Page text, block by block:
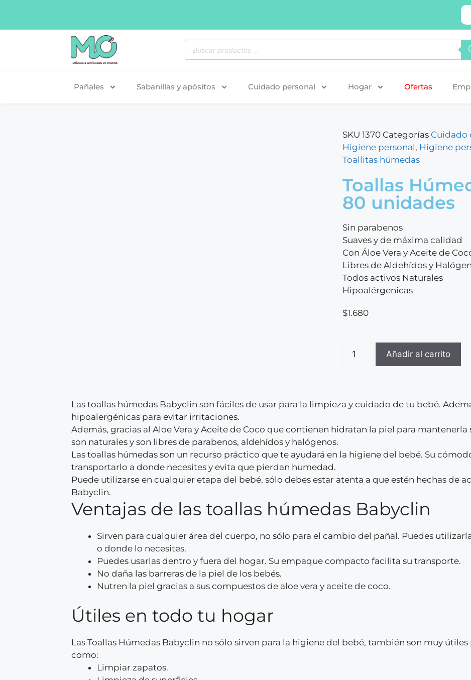
Pañales Sabanillas y apósitos Cuidado personal Hogar Ofertas
SKU 1370 Categorías Cuidado
Higiene personal, Higiene
Toallitas húmedas
Toallas
80 unidades
Sin parabenos
Suaves y de máxima calidad
Con Áloe Vera y Aceite de
Libres de Aldehídos y
Todos activos Naturales
Hipoalérgenicas
$1.680
Añadir al carrito
Las toallas húmedas Babyclin son fáciles de usar para la limpieza y cuidado de tu bebé.
hipoalergénicas para evitar irritaciones.
Además, gracias al Aloe Vera y Aceite de Coco que contienen hidratan la piel para mantenerla
son naturales y son libres de parabenos, aldehídos y halógenos.
Las toallas húmedas son un recurso práctico que te ayudará en la higiene del bebé. Su
transportarlo a donde necesites y evita que pierdan humedad.
Puede utilizarse en cualquier etapa del bebé, sólo debes estar atenta a que estén hechas de
Babyclin.
Ventajas de las toallas húmedas Babyclin
Sirven para cualquier área del cuerpo, no sólo para el cambio del pañal. Puedes
o donde lo necesites.
Puedes usarlas dentro y fuera del hogar. Su empaque compacto facilita su transporte.
No daña las barreras de la piel de los bebés.
Nutren la piel gracias a sus compuestos de aloe vera y aceite de coco.
Útiles en todo tu hogar
Las Toallas Húmedas Babyclin no sólo sirven para la higiene del bebé, también son muy
como:
Limpiar zapatos.